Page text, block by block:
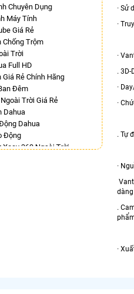
Chuyên Dụng
Máy Tính
Giá Rẻ
Chống Trộm
Trời
Full HD
Rẻ Chính Hãng
Đêm
Trời Giá Rẻ
Dahua
Dahua
Động
Xoay 360 Ngoài Trời
· Sử
·
·
.
·
·
. Tự
·
.
·